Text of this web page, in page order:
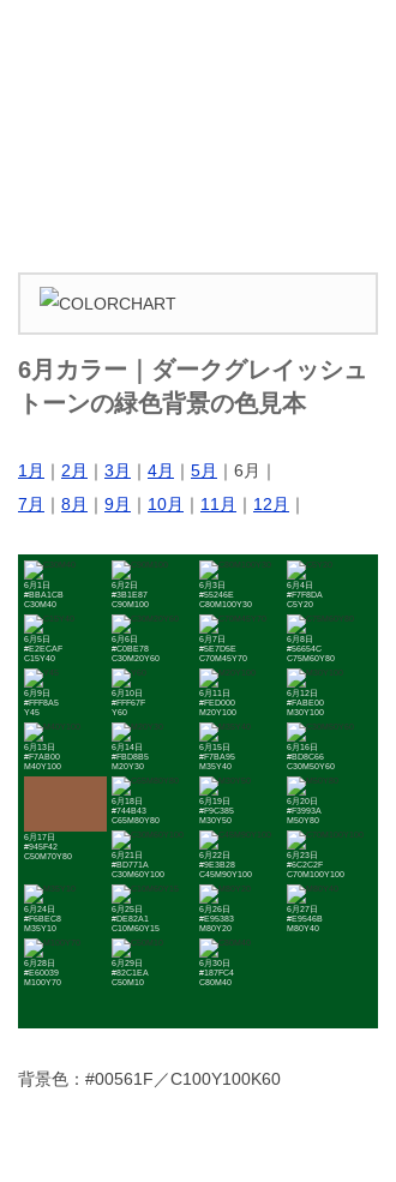
6月カラー｜ダークグレイッシュ
トーンの緑色背景の色見本
1月 ｜ 2月 ｜ 3月 ｜ 4月 ｜ 5月 ｜6月｜
7月 ｜ 8月 ｜ 9月 ｜ 10月 ｜ 11月 ｜ 12月 ｜
6月1日
#BBA1CB
C30M40
6月2日
#3B1E87
C90M100
6月3日
#55246E
C80M100Y30
6月4日
#F7F8DA
C5Y20
6月5日
#E2ECAF
C15Y40
6月6日
#C0BE78
C30M20Y60
6月7日
#5E7D5E
C70M45Y70
6月8日
#56654C
C75M60Y80
6月9日
#FFF8A5
Y45
6月10日
#FFF67F
Y60
6月11日
#FED000
M20Y100
6月12日
#FABE00
M30Y100
6月13日
#F7AB00
M40Y100
6月14日
#FBD8B5
M20Y30
6月15日
#F7BA95
M35Y40
6月16日
#BD8C66
C30M50Y60
6月17日
#945F42
C50M70Y80
6月18日
#744B43
C65M80Y80
6月19日
#F9C385
M30Y50
6月20日
#F3993A
M50Y80
6月21日
#BD771A
C30M60Y100
6月22日
#9E3B28
C45M90Y100
6月23日
#6C2C2F
C70M100Y100
6月24日
#F6BEC8
M35Y10
6月25日
#DE82A1
C10M60Y15
6月26日
#E95383
M80Y20
6月27日
#E9546B
M80Y40
6月28日
#E60039
M100Y70
6月29日
#82C1EA
C50M10
6月30日
#187FC4
C80M40
背景色：#00561F／C100Y100K60